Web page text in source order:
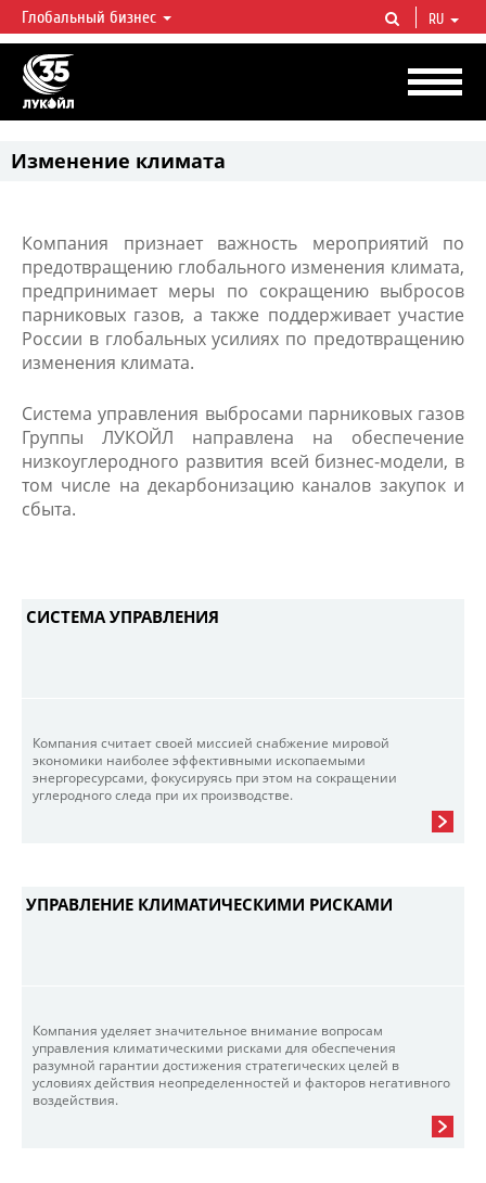
ЛУКОЙЛ СЕГОДНЯ
ЛУКОЙЛ — одна из крупнейших вертикально интегрированных
нефтегазовых компаний в мире, на долю которой приходится более 2%
мировой добычи нефти и около 1% доказанных запасов углеводородов.
Глобальный бизнес RU
Изменение климата
Компания признает важность мероприятий по
предотвращению глобального изменения климата,
предпринимает меры по сокращению выбросов
парниковых газов, а также поддерживает участие
России в глобальных усилиях по предотвращению
изменения климата.
Система управления выбросами парниковых газов
Группы ЛУКОЙЛ направлена на обеспечение
низкоуглеродного развития всей бизнес-модели, в
том числе на декарбонизацию каналов закупок и
сбыта.
СИСТЕМА УПРАВЛЕНИЯ
Компания считает своей миссией снабжение мировой
экономики наиболее эффективными ископаемыми
энергоресурсами, фокусируясь при этом на сокращении
углеродного следа при их производстве.
УПРАВЛЕНИЕ КЛИМАТИЧЕСКИМИ РИСКАМИ
Компания уделяет значительное внимание вопросам
управления климатическими рисками для обеспечения
разумной гарантии достижения стратегических целей в
условиях действия неопределенностей и факторов негативного
воздействия.